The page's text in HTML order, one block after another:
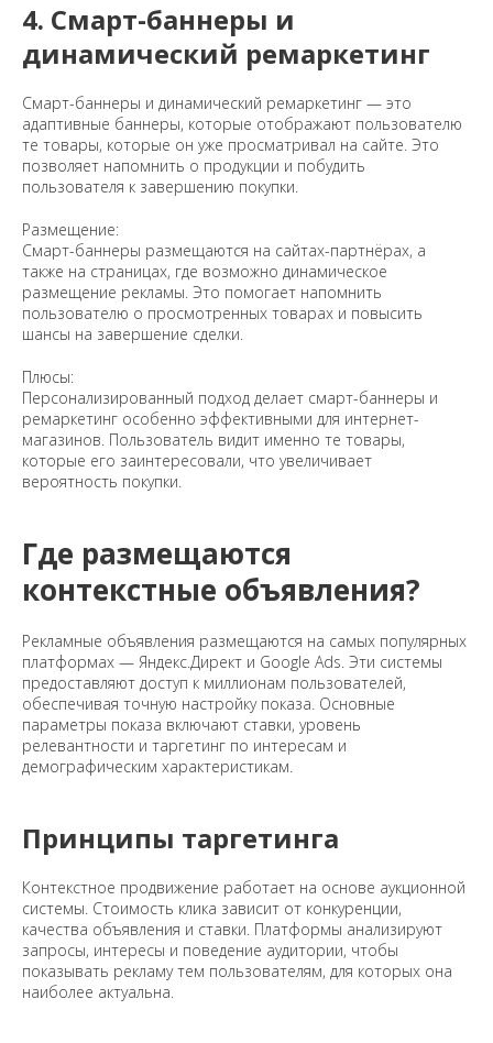
4. Смарт-баннеры и
динамический ремаркетинг
Смарт-баннеры и динамический ремаркетинг — это
адаптивные баннеры, которые отображают пользователю
те товары, которые он уже просматривал на сайте. Это
позволяет напомнить о продукции и побудить
пользователя к завершению покупки.
Размещение:
Смарт-баннеры размещаются на сайтах-партнёрах, а
также на страницах, где возможно динамическое
размещение рекламы. Это помогает напомнить
пользователю о просмотренных товарах и повысить
шансы на завершение сделки.
Плюсы:
Персонализированный подход делает смарт-баннеры и
ремаркетинг особенно эффективными для интернет-
магазинов. Пользователь видит именно те товары,
которые его заинтересовали, что увеличивает
вероятность покупки.
Где размещаются
контекстные объявления?
Рекламные объявления размещаются на самых популярных
платформах — Яндекс.Директ и Google Ads. Эти системы
предоставляют доступ к миллионам пользователей,
обеспечивая точную настройку показа. Основные
параметры показа включают ставки, уровень
релевантности и таргетинг по интересам и
демографическим характеристикам.
Принципы таргетинга
Контекстное продвижение работает на основе аукционной
системы. Стоимость клика зависит от конкуренции,
качества объявления и ставки. Платформы анализируют
запросы, интересы и поведение аудитории, чтобы
показывать рекламу тем пользователям, для которых она
наиболее актуальна.